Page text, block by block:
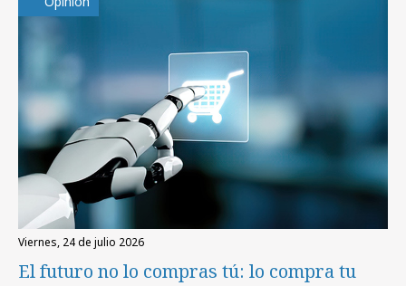
viernes, 24 de julio 2026
El futuro no lo compras tú: lo compra tu